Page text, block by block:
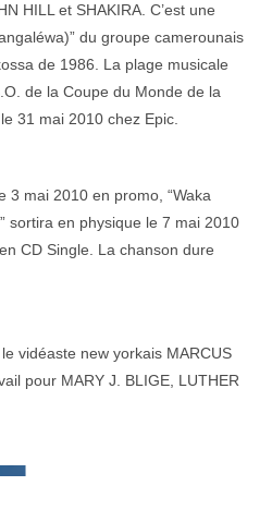
HILL et SHAKIRA. C’est une
du groupe camerounais
de 1986. La plage musicale
de la Coupe du Monde de la
31 mai 2010 chez Epic.
3 mai 2010 en promo, “Waka
sortira en physique le 7 mai 2010
CD Single. La chanson dure
vidéaste new yorkais MARCUS
pour MARY J. BLIGE, LUTHER